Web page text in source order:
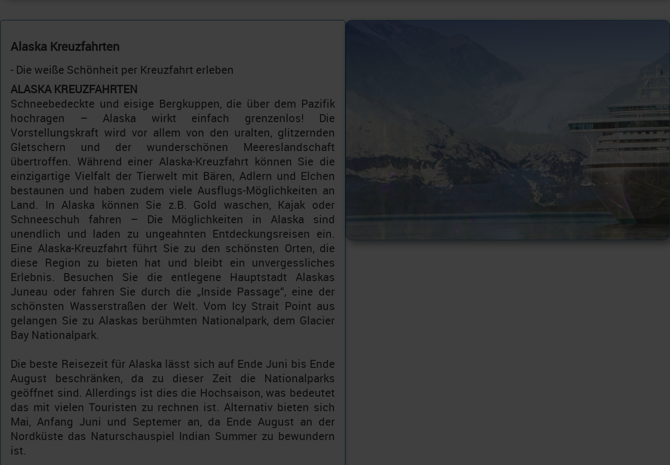
Alaska Kreuzfahrten
- Die weiße Schönheit per Kreuzfahrt erleben
ALASKA KREUZFAHRTEN
Schneebedeckte und eisige Bergkuppen, die über dem Pazifik
hochragen – Alaska wirkt einfach grenzenlos! Die
Vorstellungskraft wird vor allem von den uralten, glitzernden
Gletschern und der wunderschönen Meereslandschaft
übertroffen. Während einer Alaska-Kreuzfahrt können Sie die
einzigartige Vielfalt der Tierwelt mit Bären, Adlern und Elchen
bestaunen und haben zudem viele Ausflugs-Möglichkeiten an
Land. In Alaska können Sie z.B. Gold waschen, Kajak oder
Schneeschuh fahren – Die Möglichkeiten in Alaska sind
unendlich und laden zu ungeahnten Entdeckungsreisen ein.
Eine Alaska-Kreuzfahrt führt Sie zu den schönsten Orten, die
diese Region zu bieten hat und bleibt ein unvergessliches
Erlebnis. Besuchen Sie die entlegene Hauptstadt Alaskas
Juneau oder fahren Sie durch die „Inside Passage“, eine der
schönsten Wasserstraßen der Welt. Vom Icy Strait Point aus
gelangen Sie zu Alaskas berühmten Nationalpark, dem Glacier
Bay Nationalpark.
Die beste Reisezeit für Alaska lässt sich auf Ende Juni bis Ende
August beschränken, da zu dieser Zeit die Nationalparks
geöffnet sind. Allerdings ist dies die Hochsaison, was bedeutet
das mit vielen Touristen zu rechnen ist. Alternativ bieten sich
Mai, Anfang Juni und Septemer an, da Ende August an der
Nordküste das Naturschauspiel Indian Summer zu bewundern
ist.